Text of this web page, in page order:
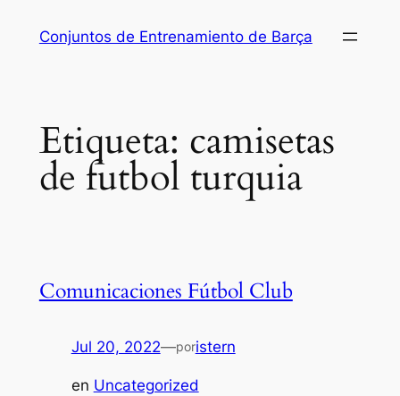
Conjuntos de Entrenamiento de Barça
Etiqueta: camisetas
de futbol turquia
Comunicaciones Fútbol Club
Jul 20, 2022—poristern
en Uncategorized